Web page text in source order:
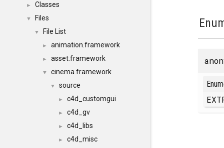
► Classes
▼ Files
▼ File List
► animation.framework
► asset.framework
▼ cinema.framework
▼ source
► c4d_customgui
► c4d_gv
► c4d_libs
► c4d_misc